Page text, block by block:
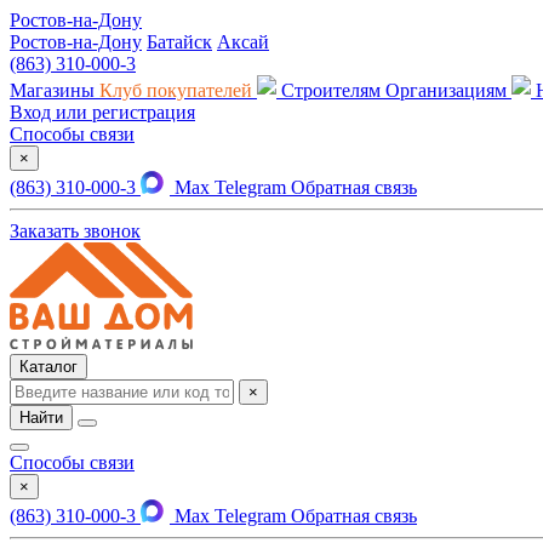
Ростов-на-Дону
Ростов-на-Дону Батайск Аксай
(863) 310-000-3
Магазины Клуб покупателей Строителям Организациям
Вход или регистрация
Способы связи
×
(863) 310-000-3 Max Telegram Обратная связь
Заказать звонок
Каталог
×
Найти
Способы связи
×
(863) 310-000-3 Max Telegram Обратная связь